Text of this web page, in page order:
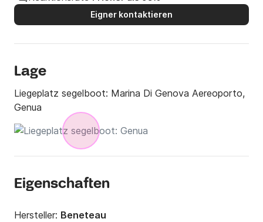
Eigner kontaktieren
Lage
Liegeplatz segelboot: Marina Di Genova Aereoporto,
Genua
Eigenschaften
Hersteller: Beneteau